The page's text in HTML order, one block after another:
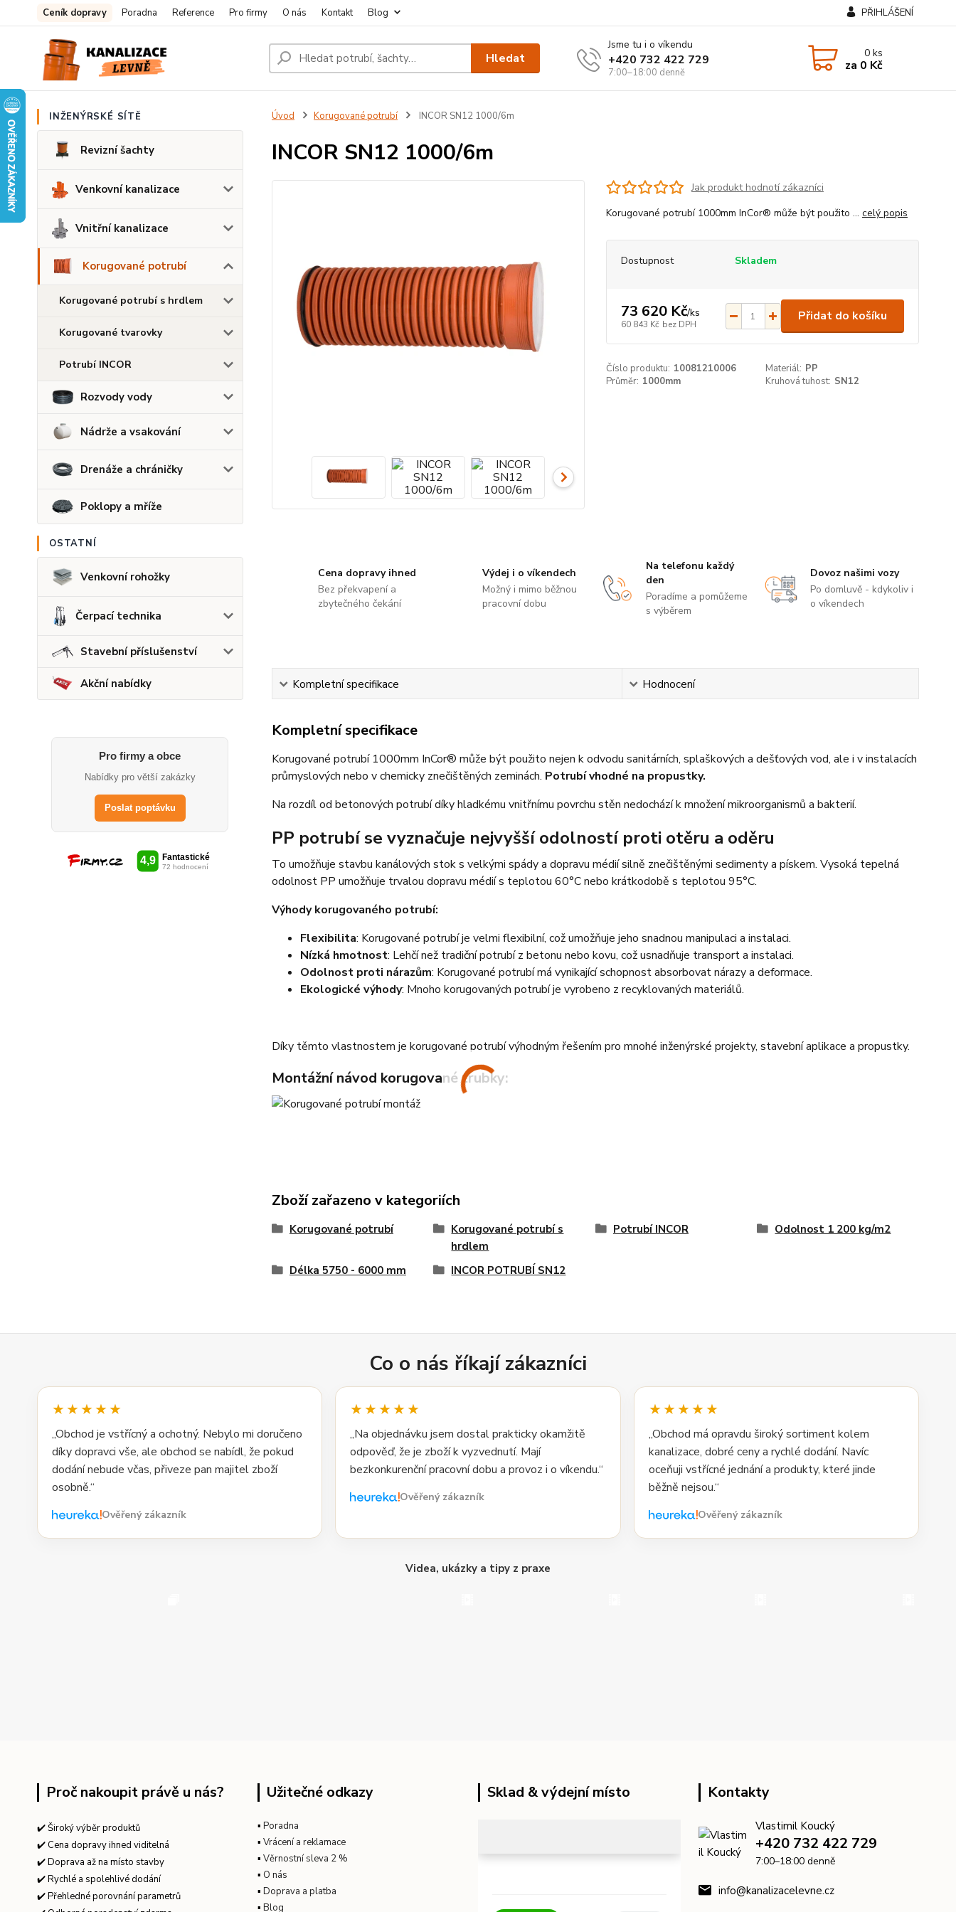
Ceník dopravy Poradna Reference Pro firmy O nás Kontakt Blog PŘIHLÁŠENÍ
Hledat
Jsme tu i o víkendu
+420 732 422 729
7:00–18:00 denně
0ks
za 0 Kč
INŽENÝRSKÉ SÍTĚ
Revizní šachty
Venkovní kanalizace
Vnitřní kanalizace
Korugované potrubí
Korugované potrubí s hrdlem
Korugované tvarovky
Potrubí INCOR
Rozvody vody
Nádrže a vsakování
Drenáže a chráničky
Poklopy a mříže
OSTATNÍ
Venkovní rohožky
Čerpací technika
Stavební příslušenství
Akční nabídky
Pro firmy a obce
Nabídky pro větší zakázky
Poslat poptávku
Úvod Korugované potrubí INCOR SN12 1000/6m
INCOR SN12 1000/6m
Jak produkt hodnotí zákazníci
Korugované potrubí 1000mm InCor® může být použito ... celý popis
Dostupnost Skladem
73 620 Kč/ks
60 843 Kč bez DPH
Přidat do košíku
Číslo produktu: 10081210006 Materiál: PP
Průměr: 1000mm Kruhová tuhost: SN12
Cena dopravy ihned
Bez překvapení a
zbytečného čekání
Výdej i o víkendech
Možný i mimo běžnou
pracovní dobu
Na telefonu každý
den
Poradíme a pomůžeme
s výběrem
Dovoz našimi vozy
Po domluvě - kdykoliv i
o víkendech
Kompletní specifikace Hodnocení
Kompletní specifikace
Korugované potrubí 1000mm InCor® může být použito nejen k odvodu sanitárních, splaškových a dešťových vod, ale i v instalacích
průmyslových nebo v chemicky znečištěných zeminách. Potrubí vhodné na propustky.
Na rozdíl od betonových potrubí díky hladkému vnitřnímu povrchu stěn nedochází k množení mikroorganismů a bakterií.
PP potrubí se vyznačuje nejvyšší odolností proti otěru a oděru
To umožňuje stavbu kanálových stok s velkými spády a dopravu médií silně znečištěnými sedimenty a pískem. Vysoká tepelná
odolnost PP umožňuje trvalou dopravu médií s teplotou 60°C nebo krátkodobě s teplotou 95°C.
Výhody korugovaného potrubí:
Flexibilita: Korugované potrubí je velmi flexibilní, což umožňuje jeho snadnou manipulaci a instalaci.
Nízká hmotnost: Lehčí než tradiční potrubí z betonu nebo kovu, což usnadňuje transport a instalaci.
Odolnost proti nárazům: Korugované potrubí má vynikající schopnost absorbovat nárazy a deformace.
Ekologické výhody: Mnoho korugovaných potrubí je vyrobeno z recyklovaných materiálů.
Díky těmto vlastnostem je korugované potrubí výhodným řešením pro mnohé inženýrské projekty, stavební aplikace a propustky.
Montážní návod korugované trubky:
Zboží zařazeno v kategoriích
Korugované potrubí
Korugované potrubí s
hrdlem
Potrubí INCOR Odolnost 1 200 kg/m2
Délka 5750 - 6000 mm INCOR POTRUBÍ SN12
Co o nás říkají zákazníci
★★★★★
„Obchod je vstřícný a ochotný. Nebylo mi doručeno
díky dopravci vše, ale obchod se nabídl, že pokud
dodání nebude včas, přiveze pan majitel zboží
osobně.“
Ověřený zákazník
★★★★★
„Na objednávku jsem dostal prakticky okamžitě
odpověď, že je zboží k vyzvednutí. Mají
bezkonkurenční pracovní dobu a provoz i o víkendu.“
Ověřený zákazník
★★★★★
„Obchod má opravdu široký sortiment kolem
kanalizace, dobré ceny a rychlé dodání. Navíc
oceňuji vstřícné jednání a produkty, které jinde
běžně nejsou.“
Ověřený zákazník
Videa, ukázky a tipy z praxe
Proč nakoupit právě u nás?
✔️ Široký výběr produktů
✔️ Cena dopravy ihned viditelná
✔️ Doprava až na místo stavby
✔️ Rychlé a spolehlivé dodání
✔️ Přehledné porovnání parametrů
Užitečné odkazy
▪ Poradna
▪ Vrácení a reklamace
▪ Věrnostní sleva 2 %
▪ O nás
▪ Doprava a platba
▪ Blog
Sklad & výdejní místo Kontakty
Vlastimil Koucký
+420 732 422 729
7:00–18:00 denně
info@kanalizacelevne.cz